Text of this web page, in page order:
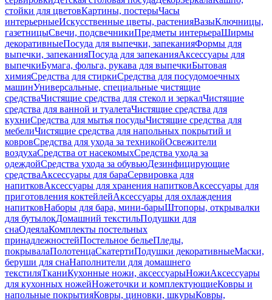
стойки для цветовКартины, постерыЧасы
интерьерныеИскусственные цветы, растенияВазыКлючницы,
газетницыСвечи, подсвечникиПредметы интерьераШирмы
декоративныеПосуда для выпечки, запеканияФормы для
выпечки, запеканияПосуда для запеканияАксессуары для
выпечкиБумага, фольга, рукава для выпечкиБытовая
химияСредства для стиркиСредства для посудомоечных
машинУниверсальные, специальные чистящие
средстваЧистящие средства для стекол и зеркалЧистящие
средства для ванной и туалетаЧистящие средства для
кухниСредства для мытья посудыЧистящие средства для
мебелиЧистящие средства для напольных покрытий и
ковровСредства для ухода за техникойОсвежители
воздухаСредства от насекомыхСредства ухода за
одеждойСредства ухода за обувьюДезинфицирующие
средстваАксессуары для бараСервировка для
напитковАксессуары для хранения напитковАксессуары для
приготовления коктейлейАксессуары для охлаждения
напитковНаборы для бара, мини-барыШтопоры, открывалки
для бутылокДомашний текстильПодушки для
снаОдеялаКомплекты постельных
принадлежностейПостельное бельеПледы,
покрывалаПолотенцаСкатертиПодушки декоративныеМаски,
беруши для снаНаполнители для домашнего
текстиляТканиКухонные ножи, аксессуарыНожиАксессуары
для кухонных ножейНожеточки и комплектующиеКовры и
напольные покрытияКовры, циновки, шкурыКовры,